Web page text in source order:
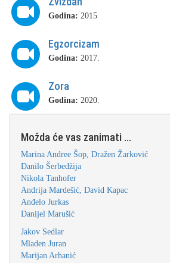
Godina: 2015
Egzorcizam
Godina: 2017.
Zora
Godina: 2020.
Možda će vas zanimati ...
Marina Andree Šop, Dražen Žarković
Danilo Šerbedžija
Nikola Tanhofer
Andrija Mardešić, David Kapac
Anđelo Jurkas
Danijel Marušić
Jakov Sedlar
Mladen Juran
Marijan Arhanić